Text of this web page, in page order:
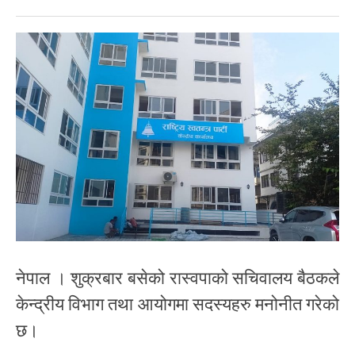
नेपाल । शुक्रबार बसेको रास्वपाको सचिवालय बैठकले
केन्द्रीय विभाग तथा आयोगमा सदस्यहरु मनोनीत गरेको
छ।